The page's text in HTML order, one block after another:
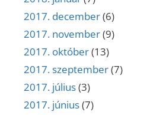
2017. december(6)
2017. november(9)
2017. október(13)
2017. szeptember(7)
2017. július(3)
2017. június(7)